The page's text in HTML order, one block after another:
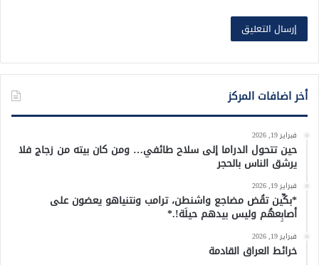
أخر اضافات المركز
فبراير 19, 2026
حين تتحول الدراما إلى سلاح طائفي… ومن كان بيته من زجاج فلا
يرشق الناس بالحجر
فبراير 19, 2026
*بكِّين تقُض مضاجع واشنطن، ترامب ونتنياهو يعضون على
أصابِعهُم وليس بيدهم حيلَة!.*
فبراير 19, 2026
خرائط العراق القادمة